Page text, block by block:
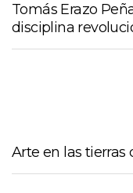
Tomás Erazo
disciplina
Arte en las tierras